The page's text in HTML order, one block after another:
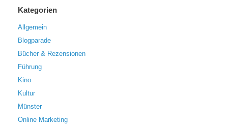
Kategorien
Allgemein
Blogparade
Bücher & Rezensionen
Führung
Kino
Kultur
Münster
Online Marketing